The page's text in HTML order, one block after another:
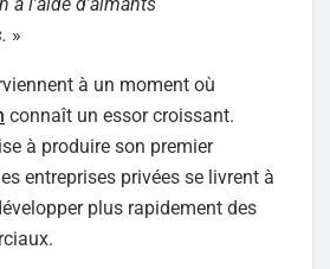
»
à un moment où
connaît un essor croissant.
à produire son premier
entreprises privées se livrent à
plus rapidement des